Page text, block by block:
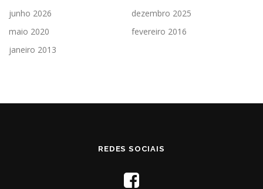
junho 2026
dezembro 2025
maio 2020
fevereiro 2016
janeiro 2013
REDES SOCIAIS